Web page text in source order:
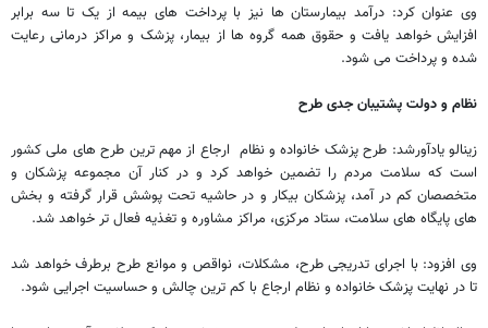
وی عنوان کرد: درآمد بیمارستان ها نیز با پرداخت های بیمه از یک تا سه برابر
افزایش خواهد یافت و حقوق همه گروه ها از بیمار، پزشک و مراکز درمانی رعایت
شده و پرداخت می شود.
نظام و دولت پشتیبان جدی طرح
زینالو یادآورشد: طرح پزشک خانواده و نظام ارجاع از مهم ترین طرح های ملی کشور
است که سلامت مردم را تضمین خواهد کرد و در کنار آن مجموعه پزشکان و
متخصصان کم در آمد، پزشکان بیکار و در حاشیه تحت پوشش قرار گرفته و بخش
های پایگاه های سلامت، ستاد مرکزی، مراکز مشاوره و تغذیه فعال تر خواهد شد.
وی افزود: با اجرای تدریجی طرح، مشکلات، نواقص و موانع طرح برطرف خواهد شد
تا در نهایت پزشک خانواده و نظام ارجاع با کم ترین چالش و حساسیت اجرایی شود.